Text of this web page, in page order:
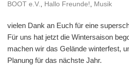
BOOT e.V., Hallo Freunde!, Musik
vielen Dank an Euch für eine
Für uns hat jetzt die Wintersaison
machen wir das Gelände winterfest,
Planung für das nächste Jahr.